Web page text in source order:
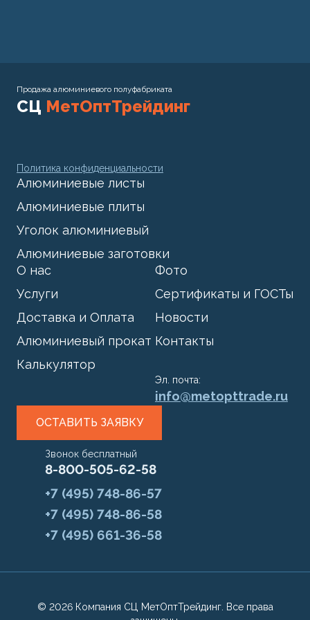
Продажа алюминиевого полуфабриката
СЦ МетОптТрейдинг
Политика конфиденциальности
Алюминиевые листы
Алюминиевые плиты
Уголок алюминиевый
Алюминиевые заготовки
О нас
Услуги
Доставка и Оплата
Алюминиевый прокат
Калькулятор
Фото
Сертификаты и ГОСТы
Новости
Контакты
Эл. почта:
info@metopttrade.ru
ОСТАВИТЬ ЗАЯВКУ
Звонок бесплатный
8-800-505-62-58
+7 (495) 748-86-57
+7 (495) 748-86-58
+7 (495) 661-36-58
© 2026 Компания СЦ МетОптТрейдинг. Все права